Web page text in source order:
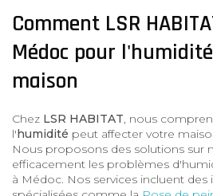
Comment LSR
Médoc pour
maison
Chez LSR HABITAT, nous
l'humidité peut affecter votre
Nous proposons des solutions sur
efficacement les problèmes
à Médoc. Nos services incluent des